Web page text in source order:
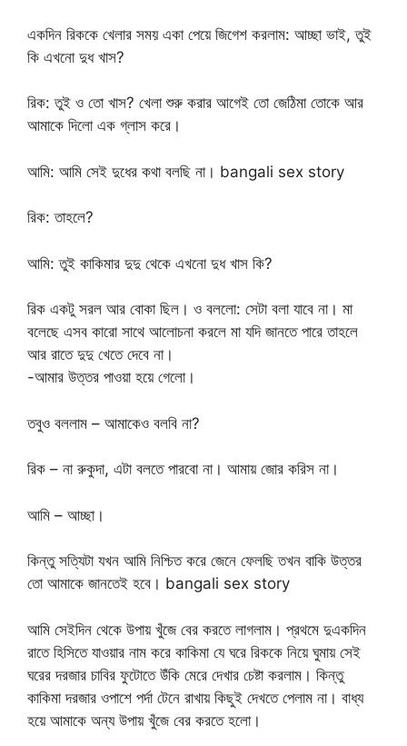
একদিন রিককে খেলার সময় একা পেয়ে জিগেশ করলাম: আচ্ছা ভাই, তুই
কি এখনো দুধ খাস?
রিক: তুই ও তো খাস? খেলা শুরু করার আগেই তো জেঠিমা তোকে আর
আমাকে দিলো এক গ্লাস করে।
আমি: আমি সেই দুধের কথা বলছি না। bangali sex story
রিক: তাহলে?
আমি: তুই কাকিমার দুদু থেকে এখনো দুধ খাস কি?
রিক একটু সরল আর বোকা ছিল। ও বললো: সেটা বলা যাবে না। মা
বলেছে এসব কারো সাথে আলোচনা করলে মা যদি জানতে পারে তাহলে
আর রাতে দুদু খেতে দেবে না।
-আমার উত্তর পাওয়া হয়ে গেলো।
তবুও বললাম – আমাকেও বলবি না?
রিক – না রুকুদা, এটা বলতে পারবো না। আমায় জোর করিস না।
আমি – আচ্ছা।
কিন্তু সত্যিটা যখন আমি নিশ্চিত করে জেনে ফেলছি তখন বাকি উত্তর
তো আমাকে জানতেই হবে। bangali sex story
আমি সেইদিন থেকে উপায় খুঁজে বের করতে লাগলাম। প্রথমে দুএকদিন
রাতে হিসিতে যাওয়ার নাম করে কাকিমা যে ঘরে রিককে নিয়ে ঘুমায় সেই
ঘরের দরজার চাবির ফুটোতে উঁকি মেরে দেখার চেষ্টা করলাম। কিন্তু
কাকিমা দরজার ওপাশে পর্দা টেনে রাখায় কিছুই দেখতে পেলাম না। বাধ্য
হয়ে আমাকে অন্য উপায় খুঁজে বের করতে হলো।